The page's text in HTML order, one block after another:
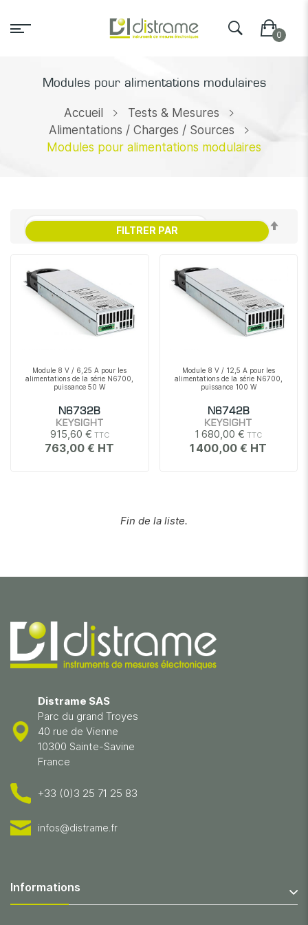
Modules pour alimentations modulaires
Accueil
Tests & Mesures
Alimentations / Charges / Sources
Modules pour alimentations modulaires
Module 8 V / 6,25 A pour les
alimentations de la série N6700,
puissance 50 W
N6732B
KEYSIGHT
915,60 €
763,00 €
Module 8 V / 12,5 A pour les
alimentations de la série N6700,
puissance 100 W
N6742B
KEYSIGHT
1 680,00 €
1 400,00 €
Fin de la liste.
FILTRER PAR
Distrame SAS
Parc du grand Troyes
40 rue de Vienne
10300 Sainte-Savine
France
+33 (0)3 25 71 25 83
infos@distrame.fr
Informations